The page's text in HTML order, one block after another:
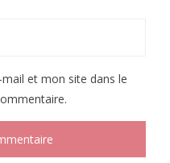
et mon site dans le